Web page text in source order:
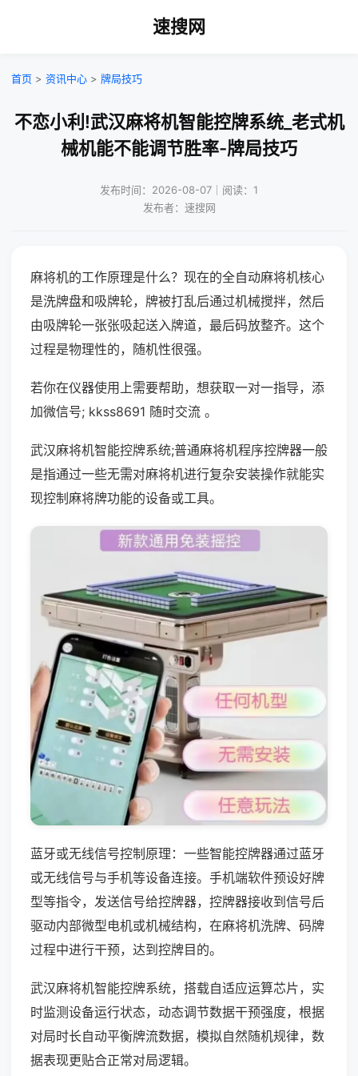
速搜网
首页 > 资讯中心 > 牌局技巧
不恋小利!武汉麻将机智能控牌系统_老式机
械机能不能调节胜率-牌局技巧
发布时间：2026-08-07｜阅读：1
发布者：速搜网
麻将机的工作原理是什么？现在的全自动麻将机核心
是洗牌盘和吸牌轮，牌被打乱后通过机械搅拌，然后
由吸牌轮一张张吸起送入牌道，最后码放整齐。这个
过程是物理性的，随机性很强。
若你在仪器使用上需要帮助，想获取一对一指导，添
加微信号; kkss8691 随时交流 。
武汉麻将机智能控牌系统;普通麻将机程序控牌器一般
是指通过一些无需对麻将机进行复杂安装操作就能实
现控制麻将牌功能的设备或工具。
蓝牙或无线信号控制原理：一些智能控牌器通过蓝牙
或无线信号与手机等设备连接。手机端软件预设好牌
型等指令，发送信号给控牌器，控牌器接收到信号后
驱动内部微型电机或机械结构，在麻将机洗牌、码牌
过程中进行干预，达到控牌目的。
武汉麻将机智能控牌系统，搭载自适应运算芯片，实
时监测设备运行状态，动态调节数据干预强度，根据
对局时长自动平衡牌流数据，模拟自然随机规律，数
据表现更贴合正常对局逻辑。